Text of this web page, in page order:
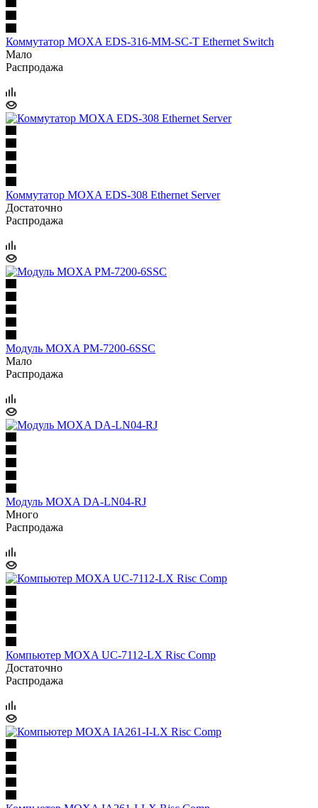
Коммутатор MOXA EDS-316-ММ-SC-Т Ethernet Switch
Мало
Распродажа
Коммутатор MOXA EDS-308 Ethernet Server
Достаточно
Распродажа
Модуль MOXA PM-7200-6SSC
Мало
Распродажа
Модуль MOXA DA-LN04-RJ
Много
Распродажа
Компьютер MOXA UC-7112-LX Risc Comp
Достаточно
Распродажа